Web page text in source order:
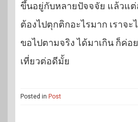
ขึ้นอยู่กับหลายปัจจจัย แล้วแ
ต้องไปตุกติกอะไรมาก เราจะ
ขอไปตามจริง ได้มาเกิน ก็ค่อ
เที่ยวต่อดีมั้ย
Posted in Post